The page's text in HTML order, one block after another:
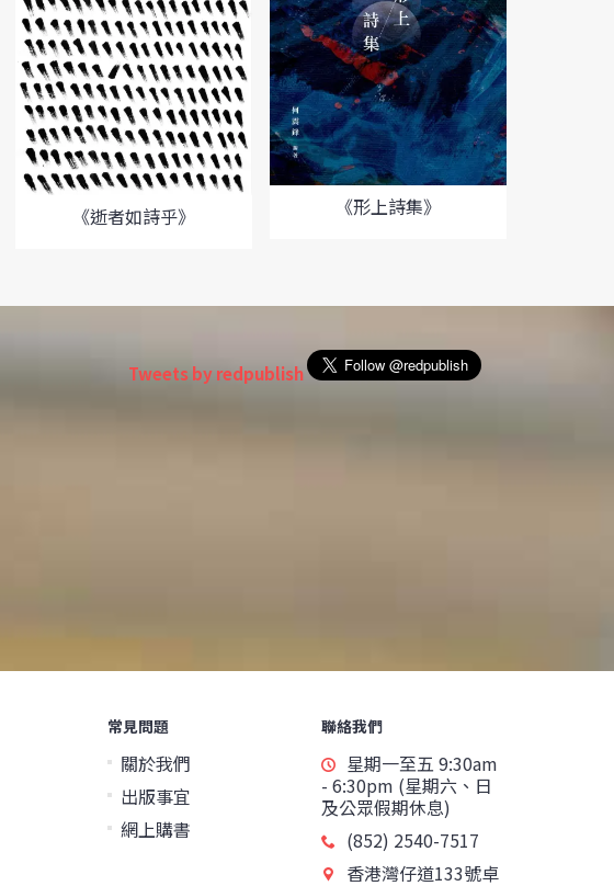
《逝者如詩乎》 《形上詩集》
Tweets by redpublish
常見問題
關於我們
出版事宜
網上購書
聯絡我們
星期一至五 9:30am
- 6:30pm (星期六、日
及公眾假期休息)
(852) 2540-7517
香港灣仔道133號卓